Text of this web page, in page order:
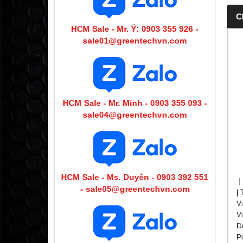
HCM Sale - Mr. Ý: 0903 355 926 -
sale01@greentechvn.com
HCM Sale - Mr. Minh - 0903 355 093 -
sale04@greentechvn.com
HCM Sale - Ms. Duyên - 0903 392 551
- sale05@greentechvn.com
|
|